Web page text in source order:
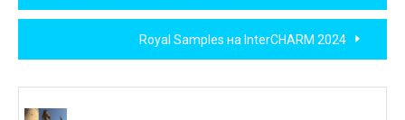
по
записям
Royal Samples на InterCHARM 2024